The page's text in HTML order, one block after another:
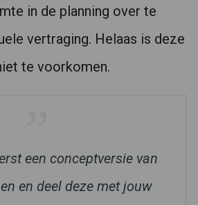
in de planning over te
vertraging. Helaas is deze
te voorkomen.
een conceptversie van
en deel deze met jouw